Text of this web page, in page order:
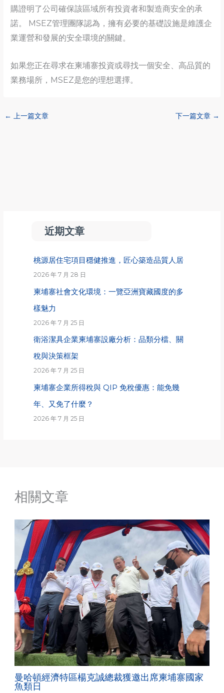
購證明了公司確保該區域所有投資者和製造商安全的承
諾。 MSEZ管理團隊認為，擁有必要的基礎設施是維護企
業運營和發展的安全環境的關鍵。
如果您正在尋求在柬埔寨投資或尋找一個安全、高品質的
業務場所，MSEZ是您的理想選擇。
← 上一篇文章 下一篇文章 →
近期文章
桃源居住宅項目穩健推進，匠心築造品質人居
2026 年 7 月 28 日
柬埔寨社會文化環境：一覽亞洲寶藏國度的多
樣魅力
2026 年 7 月 25 日
衛浴潔具企業柬埔寨設廠分析：品類分檔、關
稅與決策框架
2026 年 7 月 25 日
柬埔寨企業所得稅與 QIP 免稅優惠：能免幾
年、又免了什麼？
2026 年 7 月 25 日
相關文章
曼哈頓經濟特區楊克誠總裁獲邀出席柬埔寨國家
魚類日